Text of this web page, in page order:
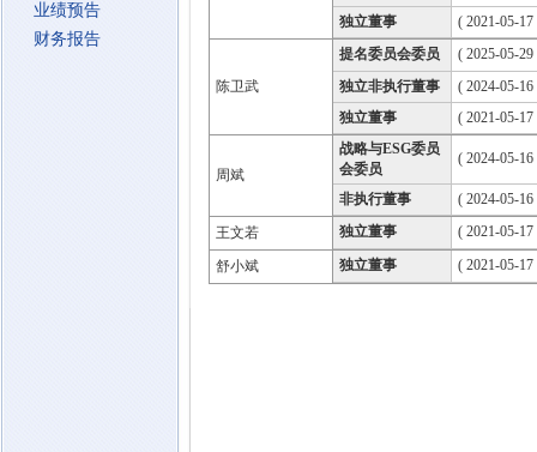
业绩预告
财务报告
独立董事
( 2021-05-
陈卫武
提名委员会委员
( 2025-05-
独立非执行董事
( 2024-05-
独立董事
( 2021-05-
周斌
战略与ESG委员
会委员
( 2024-05-
非执行董事
( 2024-05-
王文若
独立董事 ( 2021-05-
舒小斌 独立董事 ( 2021-05-